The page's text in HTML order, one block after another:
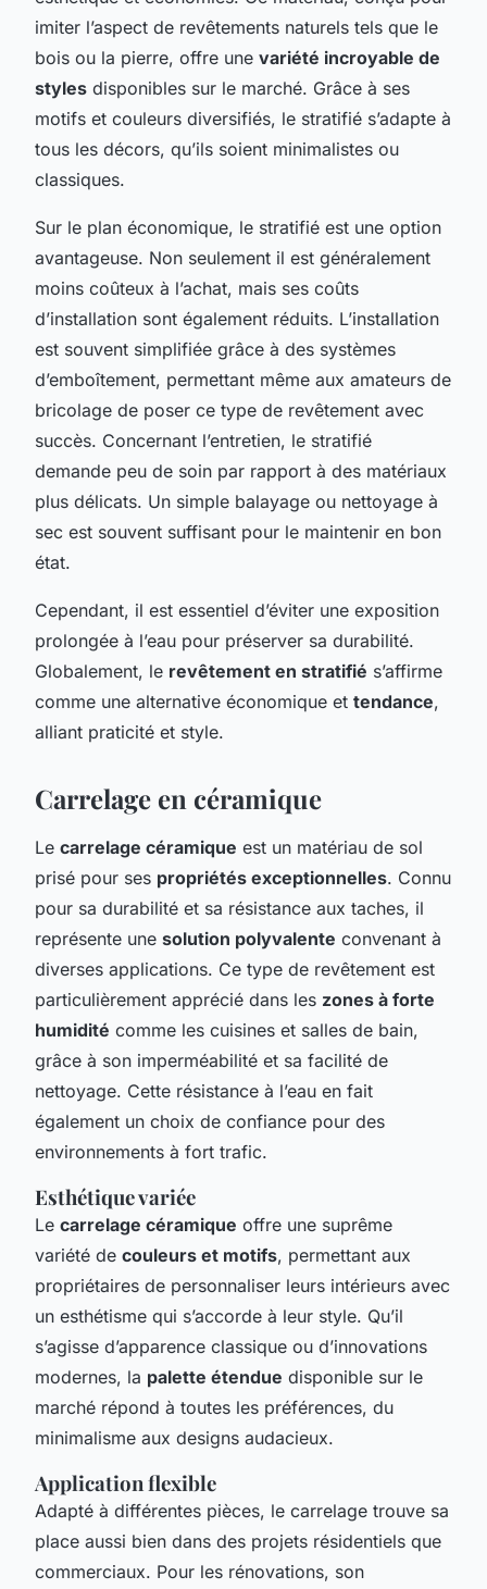
imiter l’aspect de revêtements naturels tels que le
bois ou la pierre, offre une variété incroyable de
styles disponibles sur le marché. Grâce à ses
motifs et couleurs diversifiés, le stratifié s’adapte à
tous les décors, qu’ils soient minimalistes ou
classiques.
Sur le plan économique, le stratifié est une option
avantageuse. Non seulement il est généralement
moins coûteux à l’achat, mais ses coûts
d’installation sont également réduits. L’installation
est souvent simplifiée grâce à des systèmes
d’emboîtement, permettant même aux amateurs de
bricolage de poser ce type de revêtement avec
succès. Concernant l’entretien, le stratifié
demande peu de soin par rapport à des matériaux
plus délicats. Un simple balayage ou nettoyage à
sec est souvent suffisant pour le maintenir en bon
état.
Cependant, il est essentiel d’éviter une exposition
prolongée à l’eau pour préserver sa durabilité.
Globalement, le revêtement en stratifié s’affirme
comme une alternative économique et tendance,
alliant praticité et style.
Carrelage en céramique
Le carrelage céramique est un matériau de sol
prisé pour ses propriétés exceptionnelles. Connu
pour sa durabilité et sa résistance aux taches, il
représente une solution polyvalente convenant à
diverses applications. Ce type de revêtement est
particulièrement apprécié dans les zones à forte
humidité comme les cuisines et salles de bain,
grâce à son imperméabilité et sa facilité de
nettoyage. Cette résistance à l’eau en fait
également un choix de confiance pour des
environnements à fort trafic.
Esthétique variée
Le carrelage céramique offre une suprême
variété de couleurs et motifs, permettant aux
propriétaires de personnaliser leurs intérieurs avec
un esthétisme qui s’accorde à leur style. Qu’il
s’agisse d’apparence classique ou d’innovations
modernes, la palette étendue disponible sur le
marché répond à toutes les préférences, du
minimalisme aux designs audacieux.
Application flexible
Adapté à différentes pièces, le carrelage trouve sa
place aussi bien dans des projets résidentiels que
commerciaux. Pour les rénovations, son